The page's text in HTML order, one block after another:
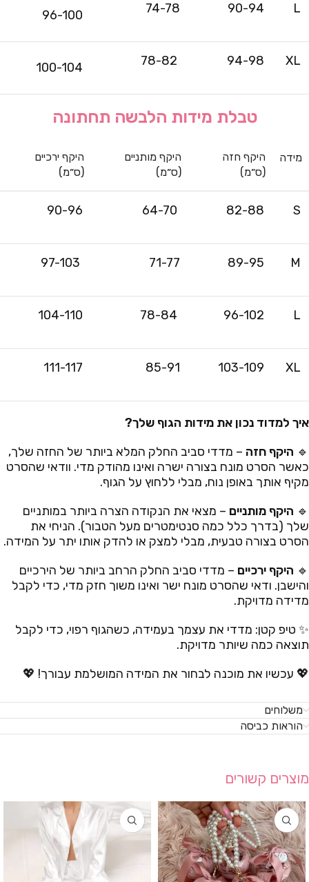
L
90-94
74-78
96-100
XL
94-98
100-104
טבלת מידות הלבשה תחתונה‎
מידה
היקף חזה
(ס״מ)
היקף מותניים
(ס״מ)
היקף ירכיים
(ס״מ)
S
82-88
90-96
M
89-95
71-77
L
96-102
104-110
XL
103-109
85-91
111-117
איך למדוד נכון את מידות הגוף שלך?
🔹 היקף חזה – מדדי סביב החלק המלא ביותר של החזה שלך,
כאשר הסרט מונח בצורה ישרה ואינו מהודק מדי. וודאי שהסרט
מקיף אותך באופן נוח, מבלי ללחוץ על הגוף.
🔹 היקף מותניים – מצאי את הנקודה הצרה ביותר במותניים
שלך (בדרך כלל כמה סנטימטרים מעל הטבור). הניחי את
הסרט בצורה טבעית, מבלי למצק או להדק אותו יתר על המידה.
🔹 היקף ירכיים – מדדי סביב החלק הרחב ביותר של הירכיים
והישבן. ודאי שהסרט מונח ישר ואינו משוך חזק מדי, כדי לקבל
מדידה מדויקת.
✨ טיפ קטן: מדדי את עצמך בעמידה, כשהגוף רפוי, כדי לקבל
תוצאה כמה שיותר מדויקת.
💖 עכשיו את מוכנה לבחור את המידה המושלמת עבורך! 💖
משלוחים
הוראות כביסה
מוצרים קשורים